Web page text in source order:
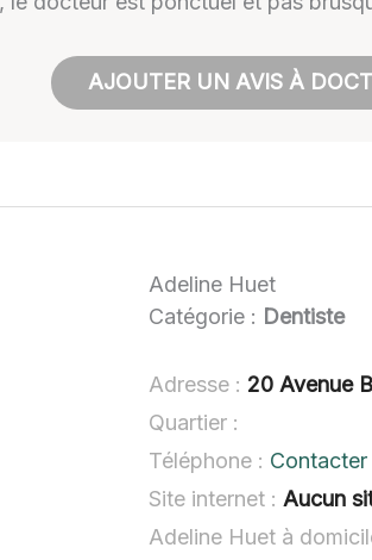
AJOUTER UN AVIS À
Adeline Huet
Catégorie : Dentiste
Adresse : 20 Avenue
Quartier :
Téléphone : Contacter
Site internet : Aucun
Adeline Huet à